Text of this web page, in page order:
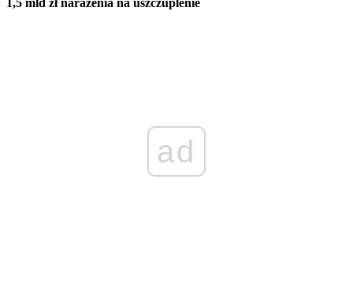
1,5 mld zł narażenia na uszczuplenie
ad